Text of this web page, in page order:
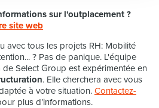
sur l'outplacement ?
site web
avec tous les projets RH: Mobilité
? Pas de panique. L'équipe
Select Group est expérimentée en
. Elle cherchera avec vous
à votre situation. Contactez-
plus d’informations.